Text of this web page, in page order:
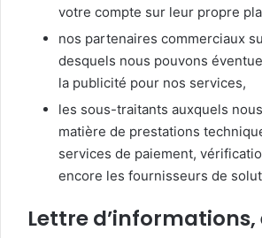
votre compte sur leur propre
nos partenaires commerciaux
desquels nous pouvons
la publicité pour nos services,
les sous-traitants auxquels
matière de prestations
services de paiement,
encore les fournisseurs de
Lettre